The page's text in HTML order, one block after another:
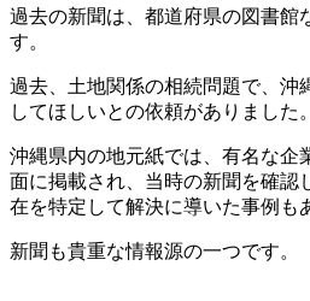
過去の新聞は、都道府県の図書館
す。
過去、土地関係の相続問題で、沖
してほしいとの依頼がありました。
沖縄県内の地元紙では、有名な企
面に掲載され、当時の新聞を確認
在を特定して解決に導いた事例も
新聞も貴重な情報源の一つです。